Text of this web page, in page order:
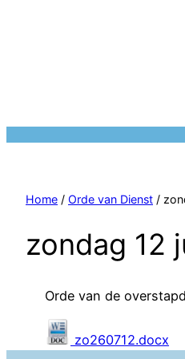
Home / Orde van Dienst /
zondag 12
Orde van de
zo260712.docx